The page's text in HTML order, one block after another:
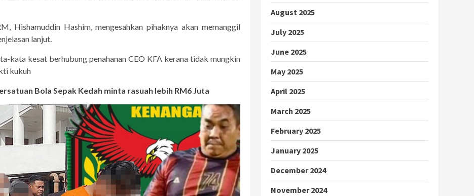
Hishamuddin Hashim, mengesahkan pihaknya akan memanggil
lanjut.
kata kesat berhubung penahanan CEO KFA kerana tidak mungkin
kukuh
Bola Sepak Kedah minta rasuah lebih RM6 Juta
August 2025
July 2025
June 2025
May 2025
April 2025
March 2025
February 2025
January 2025
December 2024
November 2024